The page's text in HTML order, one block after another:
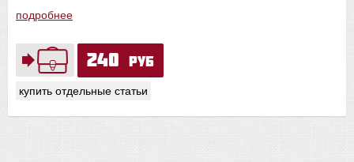
240 руб
купить отдельные статьи
подробнее